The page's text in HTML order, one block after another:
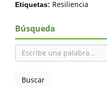
Etiquetas: Resiliencia
Búsqueda